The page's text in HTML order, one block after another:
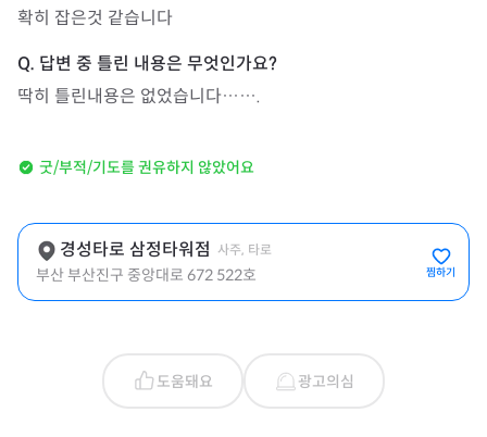
확히 잡은것 같습니다
딱히 틀린내용은 없었습니다…….
굿/부적/기도를 권유하지 않았어요
경성타로 삼정타워점 사주, 타로
부산 부산진구 중앙대로 672 522호 찜하기
도움돼요 광고의심